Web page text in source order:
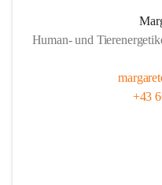
Human- und
+43